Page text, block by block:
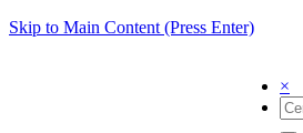
Skip to Main Content (Press Enter)
×